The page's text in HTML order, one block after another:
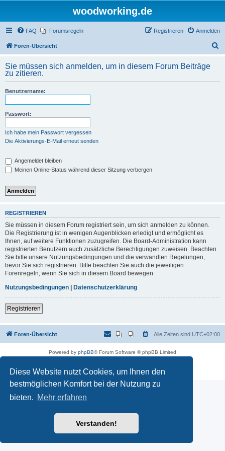
Diese Website nutzt Cookies, um Ihnen den
bestmöglichen Komfort bei der Nutzung zu
bieten. Mehr erfahren
Verstanden!
woodworking.de
FAQ Forumsregeln Anmelden
Registrieren
Foren-Übersicht
h
Sie müssen sich anmelden, um in diesem Forum Beiträge
zu zitieren.
Benutzername:
Passwort:
Ich habe mein Passwort vergessen
Die Aktivierungs-E-Mail erneut senden
Angemeldet bleiben
Meinen Online-Status während dieser Sitzung verbergen
REGISTRIEREN
Sie müssen in diesem Forum registriert sein, um sich anmelden zu können.
Die Registrierung ist in wenigen Augenblicken erledigt und ermöglicht es
Ihnen, auf weitere Funktionen zuzugreifen. Die Board-Administration kann
registrierten Benutzern auch zusätzliche Berechtigungen zuweisen. Beachten
Sie bitte unsere Nutzungsbedingungen und die verwandten Regelungen,
bevor Sie sich registrieren. Bitte beachten Sie auch die jeweiligen
Forenregeln, wenn Sie sich in diesem Board bewegen.
Nutzungsbedingungen | Datenschutzerklärung
Registrieren
Foren-Übersicht Alle Zeiten sind UTC+02:00
Powered by phpBB® Forum Software © phpBB Limited
Datenschutz|Nutzungsbedingungen